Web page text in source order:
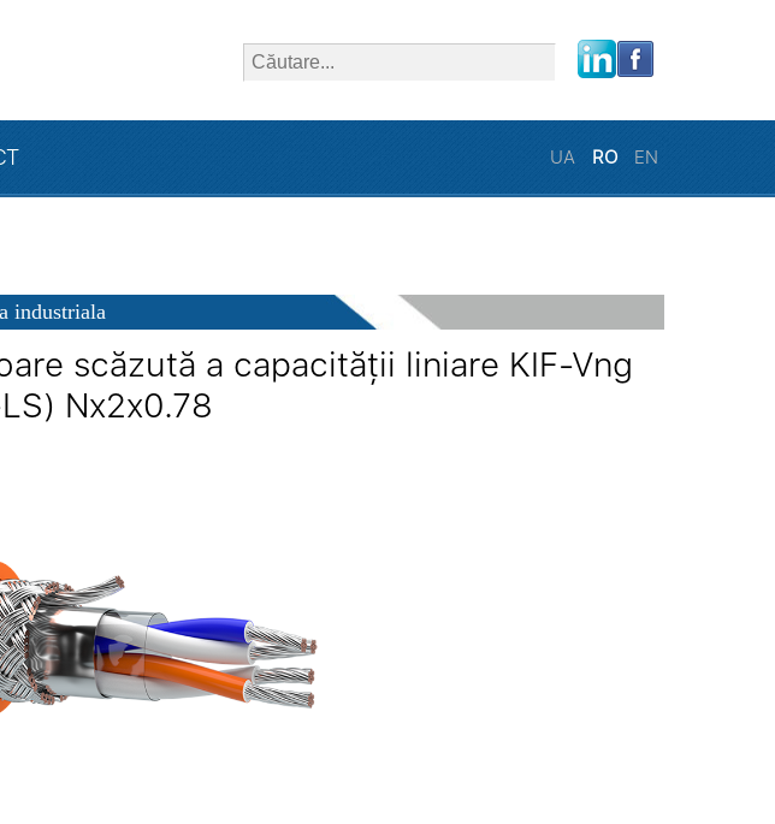
UA RO EN
industriala
scăzută a capacității liniare KIF-Vng
Nx2x0.78
close